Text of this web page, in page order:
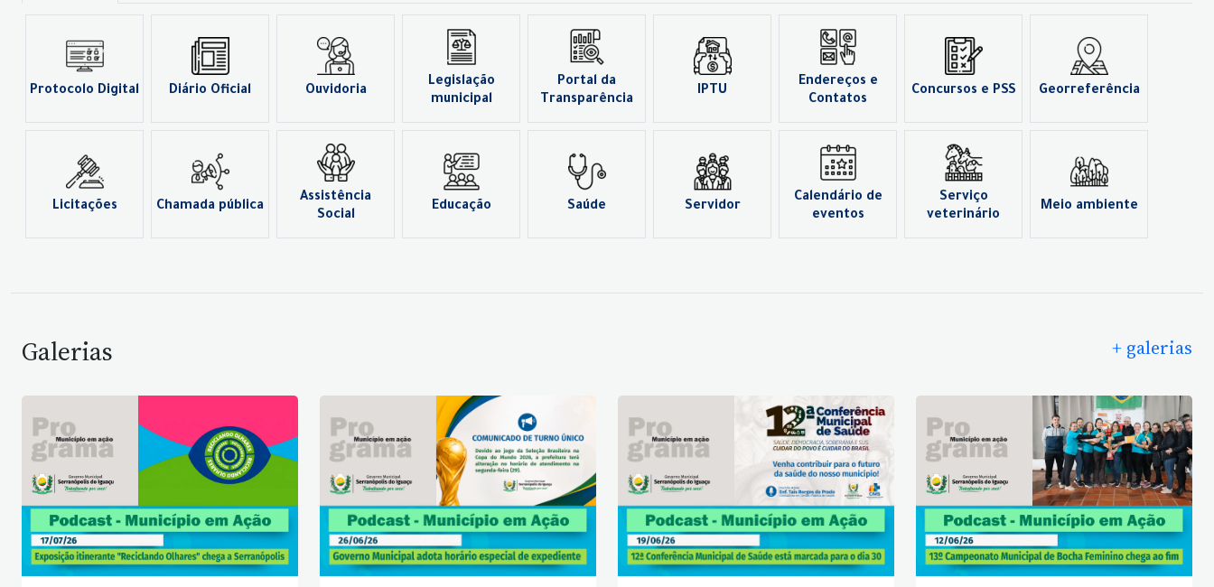
Protocolo Digital Diário Oficial Ouvidoria
Legislação
municipal
Portal da
Transparência
IPTU
Endereços e
Contatos
Concursos e PSS Georreferência
Licitações Chamada pública
Assistência
Social
Educação Saúde Servidor
Calendário de
eventos
Serviço
veterinário
Meio ambiente
Galerias + galerias